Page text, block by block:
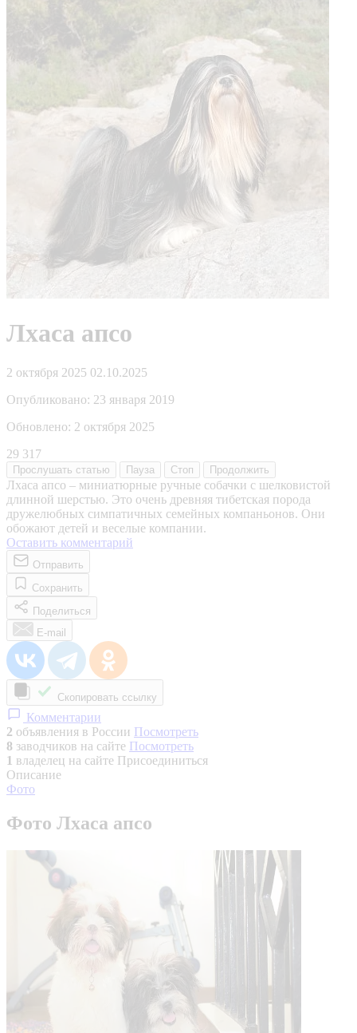
Лхаса апсо
2 октября 2025 02.10.2025
Опубликовано: 23 января 2019
Обновлено: 2 октября 2025
29 317
Прослушать статью Пауза Стоп Продолжить
Лхаса апсо – миниатюрные ручные собачки с шелковистой
длинной шерстью. Это очень древняя тибетская порода
дружелюбных симпатичных семейных компаньонов. Они
обожают детей и веселые компании.
Оставить комментарий
Отправить
Сохранить
Поделиться
E-mail
Скопировать ссылку
Комментарии
2 объявления в России Посмотреть
8 заводчиков на сайте Посмотреть
1 владелец на сайте Присоединиться
Описание
Фото
Фото Лхаса апсо